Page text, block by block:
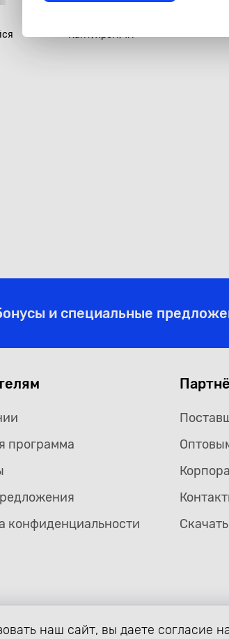
Кант, хром, 1м
и специальные
программа
конфиденциальности
страницы avtozaryad.ru
наш сайт, вы даете согласие